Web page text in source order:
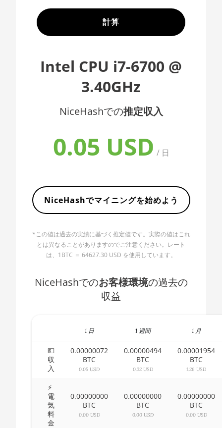
🇦🇪ㅤ AED
🇦🇫ㅤ AFN - Af
🇦🇲ㅤ AMD
🇦🇴ㅤ AOA - Kz
🇦🇺ㅤ AUD - AU$
🇧🇦ㅤ BAM - KM
🇧🇩ㅤ BDT - Tk
🇧🇬ㅤ BGN
🇧🇳ㅤ BND - BN$
🇧🇴ㅤ BOB - Bs
🇧🇷ㅤ BRL - R$
🏳ㅤ BSD - B$
🇧🇹ㅤ BTN - Nu.
🇧🇼ㅤ BWP
AMD CPU EPYC 7352
AMD CPU EPYC 7402
AMD CPU EPYC 7551
AMD CPU EPYC 7601
AMD CPU EPYC 7742
AMD CPU Ryzen 5 1400
AMD CPU Ryzen 5 1600
AMD CPU Ryzen 5 1600X
AMD CPU Ryzen 5 2600X
AMD CPU Ryzen 5 3500X
AMD CPU Ryzen 5 3600
AMD CPU Ryzen 5 3600X
AMD CPU Ryzen 5 5600X
AMD CPU Ryzen 5 7600X
AMD CPU Ryzen 7 1700
AMD CPU Ryzen 7 1700X
AMD CPU Ryzen 7 1800X
AMD CPU Ryzen 7 2700
計算
Intel CPU i7-6700 @
3.40GHz
NiceHashでの推定収入
0.05 USD/ 日
NiceHashでマイニングを始めよう
*この値は過去の実績に基づく推定値です。実際の値はこれ
とは異なることがありますのでご注意ください。レート
は、1BTC ＝ 64627.30 USD を使用しています。
NiceHashでのお客様環境の過去の
収益
1 日 1 週間 1 月
💵
収
入
0.00000072
BTC
0.05 USD
0.00000494
BTC
0.32 USD
0.00001954
BTC
1.26 USD
⚡
電
気
料
金
0.00000000
BTC
0.00 USD
0.00000000
BTC
0.00 USD
0.00000000
BTC
0.00 USD